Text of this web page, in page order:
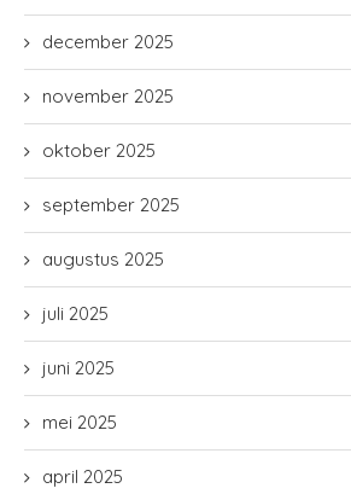
december 2025
november 2025
oktober 2025
september 2025
augustus 2025
juli 2025
juni 2025
mei 2025
april 2025